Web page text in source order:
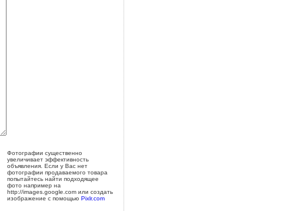
Фотографии существенно
увеличивает эффективность
объявления. Если у Вас нет
фотографии продаваемого товара
попытайтесь найти подходящее
фото например на
http://images.google.com или создать
изображение с помощью Pixlr.com